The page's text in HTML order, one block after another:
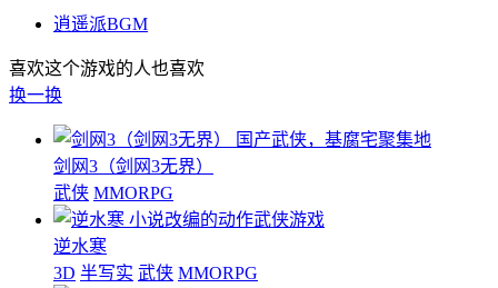
逍遥派BGM
喜欢这个游戏的人也喜欢
换一换
国产武侠，基腐宅聚集地
剑网3（剑网3无界）
武侠 MMORPG
小说改编的动作武侠游戏
逆水寒
3D 半写实 武侠 MMORPG